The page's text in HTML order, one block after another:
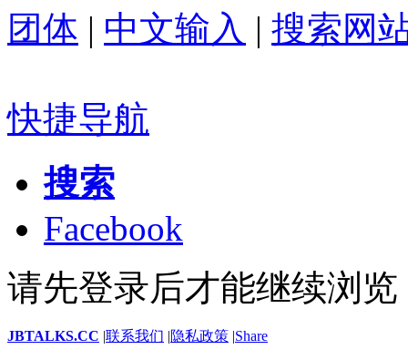
团体 | 中文输入 | 搜索网
快捷导航
搜索
Facebook
请先登录后才能继续浏览
JBTALKS.CC |联系我们 |隐私政策 |Share